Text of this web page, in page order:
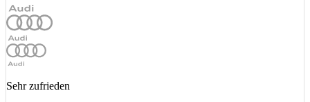
Sehr zufrieden